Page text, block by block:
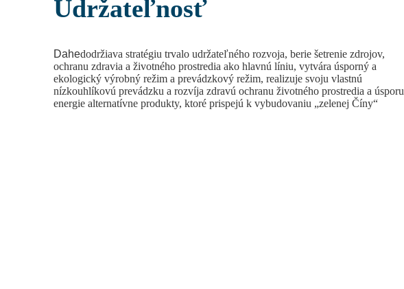
Udržateľnosť
Dahedodržiava stratégiu trvalo udržateľného rozvoja, berie šetrenie zdrojov,
ochranu zdravia a životného prostredia ako hlavnú líniu, vytvára úsporný a
ekologický výrobný režim a prevádzkový režim, realizuje svoju vlastnú
nízkouhlíkovú prevádzku a rozvíja zdravú ochranu životného prostredia a úsporu
energie alternatívne produkty, ktoré prispejú k vybudovaniu „zelenej Číny“